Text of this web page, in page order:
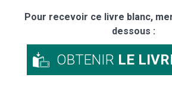
Pour recevoir ce livre blanc,
dessous :
OBTENIR LE